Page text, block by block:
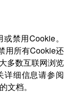
禁用Cookie。
用所有Cookie还
多数互联网浏览
详细信息请参阅
文档。